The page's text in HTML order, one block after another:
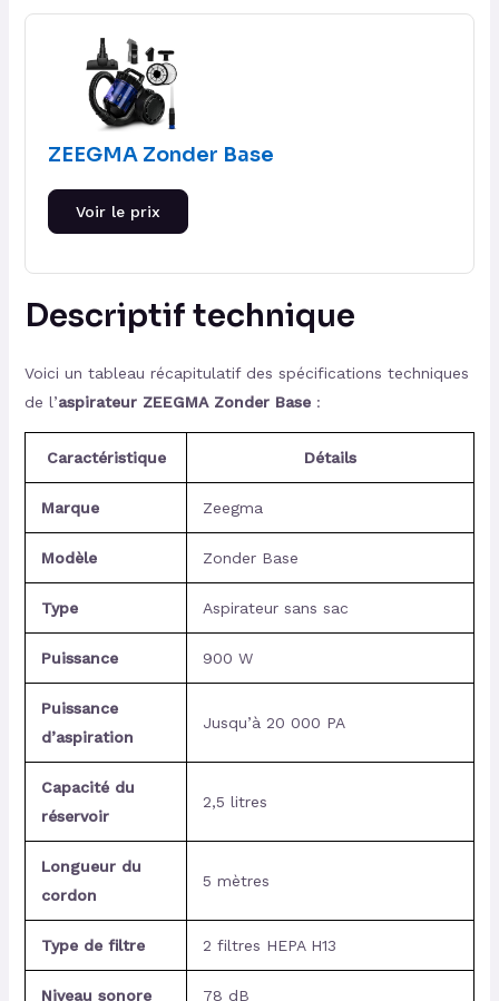
ZEEGMA Zonder Base
Voir le prix
Descriptif technique
Voici un tableau récapitulatif des spécifications techniques
de l’aspirateur ZEEGMA Zonder Base:
Caractéristique Détails
Marque Zeegma
Modèle Zonder Base
Type Aspirateur sans sac
Puissance 900 W
Puissance
d’aspiration
Jusqu’à 20 000 PA
Capacité du
réservoir
2,5 litres
Longueur du
cordon
5 mètres
Type de filtre 2 filtres HEPA H13
Niveau sonore 78 dB